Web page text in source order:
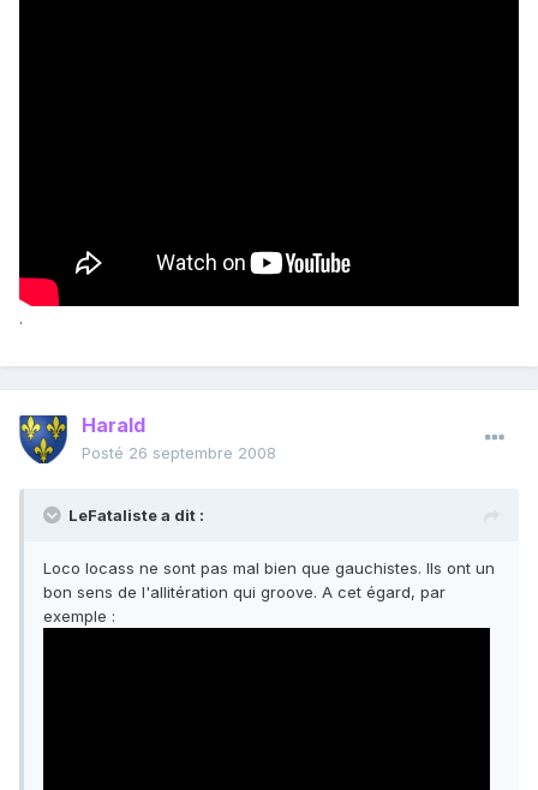
.
Harald
Posté 26 septembre 2008
LeFataliste a dit :
Loco locass ne sont pas mal bien que gauchistes. Ils ont un
bon sens de l'allitération qui groove. A cet égard, par
exemple :